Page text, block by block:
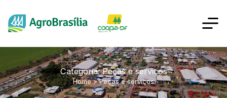
Categoria: Peças e serviços
Home > Peças e serviços